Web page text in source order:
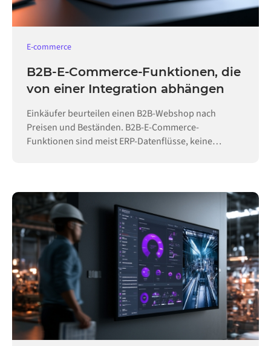
E-commerce
B2B-E-Commerce-Funktionen, die
von einer Integration abhängen
Einkäufer beurteilen einen B2B-Webshop nach
Preisen und Beständen. B2B-E-Commerce-
Funktionen sind meist ERP-Datenflüsse, keine